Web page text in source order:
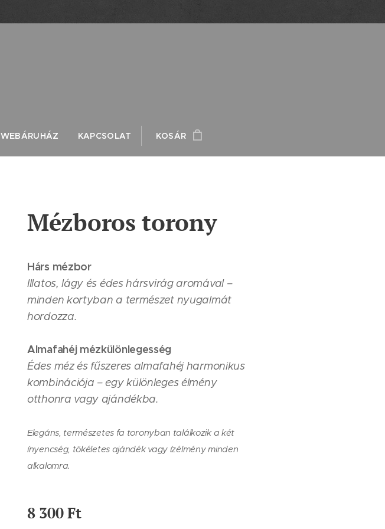
WEBÁRUHÁZ KAPCSOLAT KOSÁR
Mézboros torony
Hárs mézbor
Illatos, lágy és édes hársvirág aromával –
minden kortyban a természet nyugalmát
hordozza.
Almafahéj mézkülönlegesség
Édes méz és fűszeres almafahéj harmonikus
kombinációja – egy különleges élmény
otthonra vagy ajándékba.
Elegáns, természetes fa toronyban találkozik a két
ínyencség, tökéletes ajándék vagy ízélmény minden
alkalomra.
8 300Ft